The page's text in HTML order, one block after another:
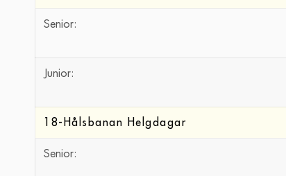
Senior:
Junior:
18-Hålsbanan Helgdagar
Senior: